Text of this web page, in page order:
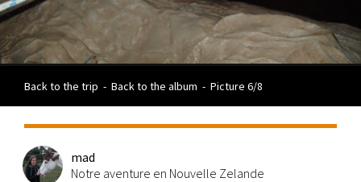
Back to the trip - Back to the album - Picture 6/8
mad
Notre aventure en Nouvelle Zelande